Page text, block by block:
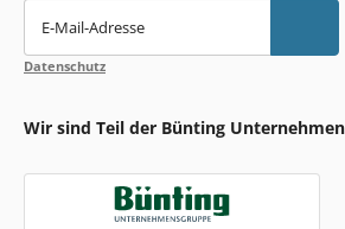
E-Mail-Adresse
Datenschutz
Wir sind Teil der Bünting